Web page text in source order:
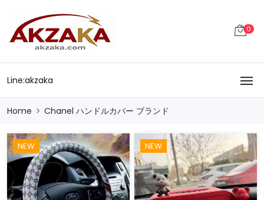
0
Line:akzaka
Home Chanel ハンドルカバー ブランド
NEW NEW